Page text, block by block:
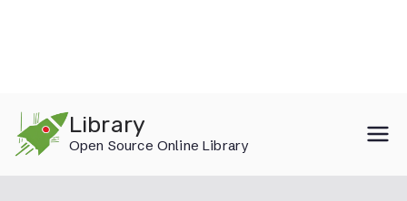
content
Library
Open Source Online Library